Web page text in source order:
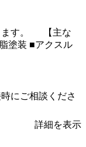
ます。 【主な
塗装 ■アクスル
にご相談くださ
詳細を表示